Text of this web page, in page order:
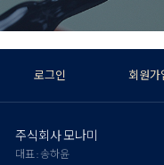
로그인 회원가
주식회사 모나미
대표 : 송하윤